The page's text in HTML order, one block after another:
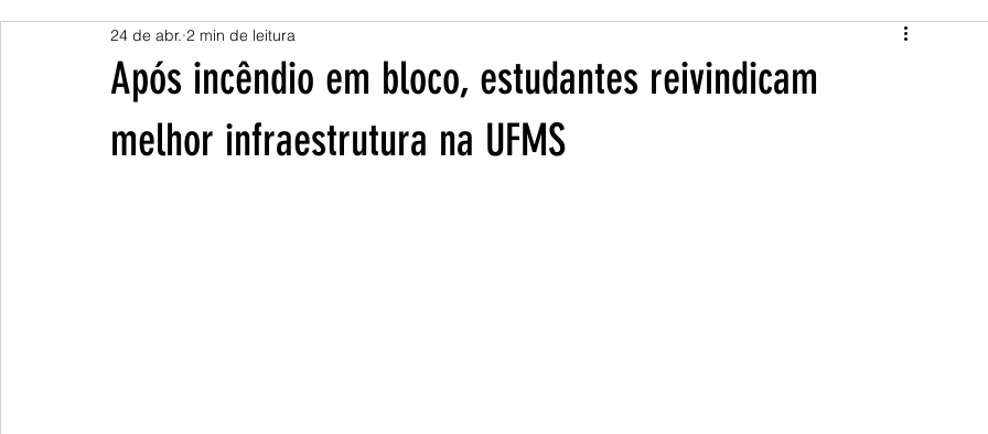
AGRO NEWS DESTAQUE
Após incêndio em bloco, estudantes reivindicam
melhor infraestrutura na UFMS
24 de abr. 2 min de leitura